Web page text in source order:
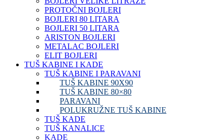
PROTOČNI BOJLERI
BOJLERI 80 LITARA
BOJLERI 50 LITARA
ARISTON BOJLERI
METALAC BOJLERI
ELIT BOJLERI
TUŠ KABINE I KADE
TUŠ KABINE I PARAVANI
TUŠ KABINE 90X90
TUŠ KABINE 80×80
PARAVANI
POLUKRUŽNE TUŠ KABINE
TUŠ KADE
TUŠ KANALICE
KADE